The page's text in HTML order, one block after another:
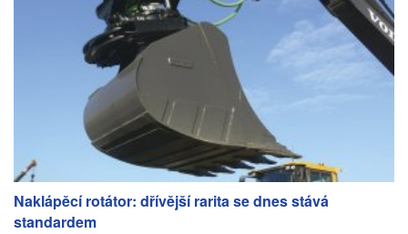
Naklápěcí rotátor: dřívější rarita se dnes stává
standardem